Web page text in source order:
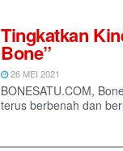
Tingkatkan
Bone”
26 MEI 2021
BONESATU.COM,
terus berbenah dan